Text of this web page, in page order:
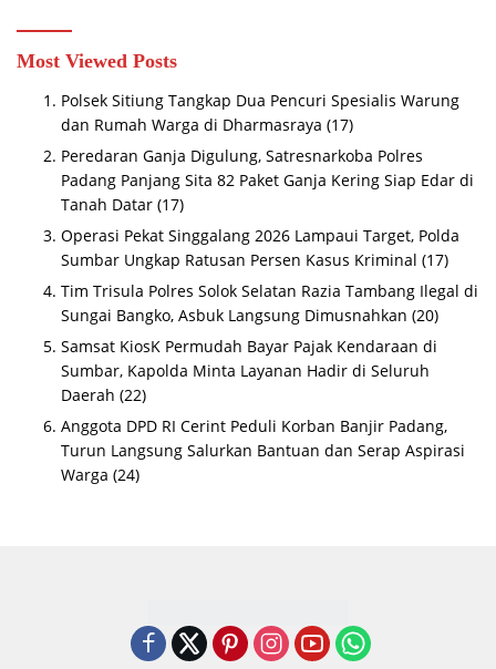
Most Viewed Posts
Polsek Sitiung Tangkap Dua Pencuri Spesialis Warung
dan Rumah Warga di Dharmasraya (17)
Peredaran Ganja Digulung, Satresnarkoba Polres
Padang Panjang Sita 82 Paket Ganja Kering Siap Edar di
Tanah Datar (17)
Operasi Pekat Singgalang 2026 Lampaui Target, Polda
Sumbar Ungkap Ratusan Persen Kasus Kriminal (17)
Tim Trisula Polres Solok Selatan Razia Tambang Ilegal di
Sungai Bangko, Asbuk Langsung Dimusnahkan (20)
Samsat KiosK Permudah Bayar Pajak Kendaraan di
Sumbar, Kapolda Minta Layanan Hadir di Seluruh
Daerah (22)
Anggota DPD RI Cerint Peduli Korban Banjir Padang,
Turun Langsung Salurkan Bantuan dan Serap Aspirasi
Warga (24)